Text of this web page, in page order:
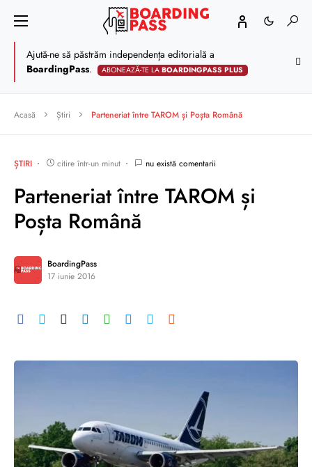
Ajută-ne să păstrăm independența editorială a
BoardingPass. ABONEAZĂ-TE LABOARDINGPASS PLUS
Acasă Știri Parteneriat între TAROM și Poșta Română
ȘTIRI citire într-un minut nu există comentarii
Parteneriat între TAROM și
Poșta Română
BoardingPass
17 iunie 2016